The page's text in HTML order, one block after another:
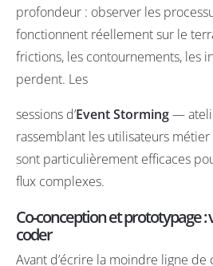
profondeur : observer les
fonctionnent réellement sur le
frictions, les contournements, les
perdent. Les
sessions d’Event Storming—
rassemblant les utilisateurs
sont particulièrement efficaces
flux complexes.
Co-conception et prototypage :
coder
Avant d’écrire la moindre ligne de